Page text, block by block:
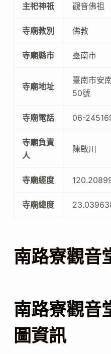
主祀神祇 觀音佛祖
寺廟教別 佛教
寺廟縣市 臺南市
寺廟地址
臺南市安
50號
寺廟電話 06-
寺廟負責
人
陳啟川
寺廟經度
寺廟緯度
南路寮觀音
南路寮觀音
圖資訊